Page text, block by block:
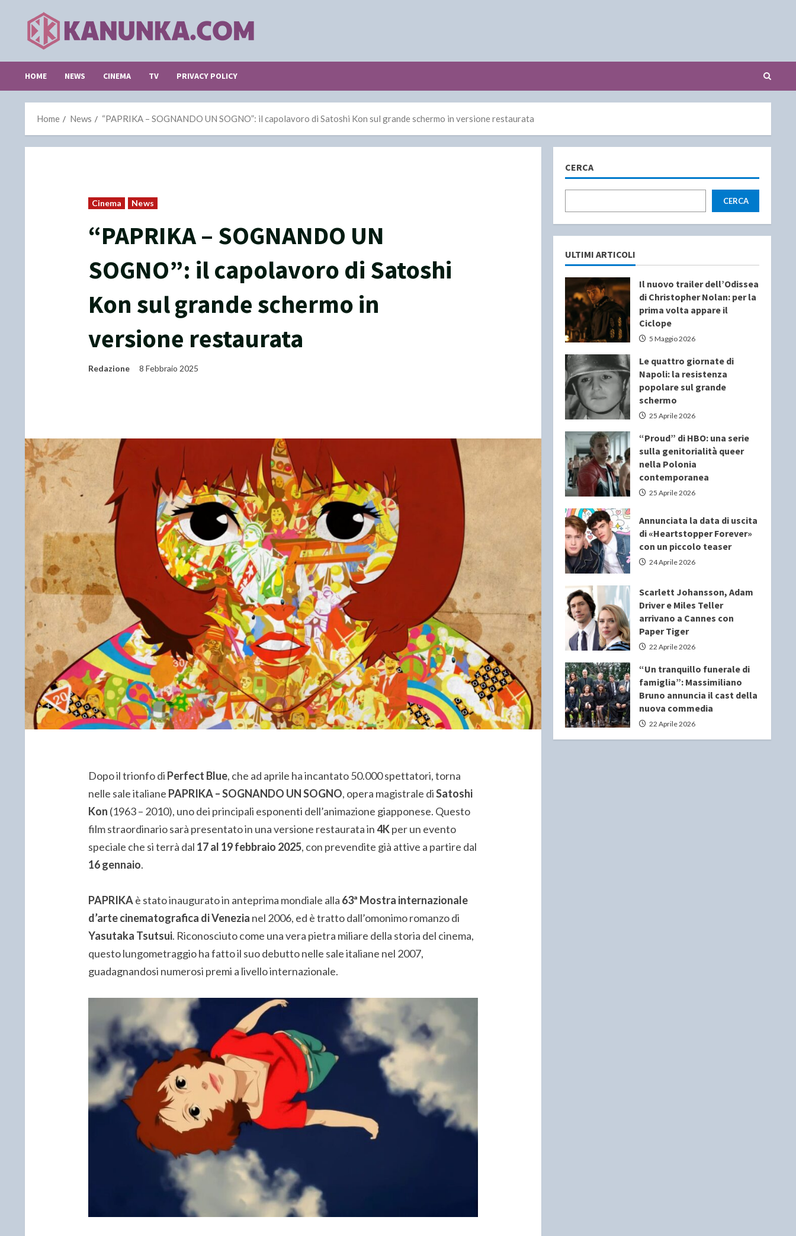
content
HOME NEWS CINEMA TV PRIVACY POLICY
Home News “PAPRIKA – SOGNANDO UN SOGNO”: il capolavoro di Satoshi Kon sul grande schermo in versione restaurata
Cinema News
“PAPRIKA – SOGNANDO UN
SOGNO”: il capolavoro di Satoshi
Kon sul grande schermo in
versione restaurata
Redazione 8 Febbraio 2025
Dopo il trionfo di Perfect Blue, che ad aprile ha incantato 50.000 spettatori, torna
nelle sale italiane PAPRIKA – SOGNANDO UN SOGNO, opera magistrale diSatoshi
Kon (1963 – 2010), uno dei principali esponenti dell’animazione giapponese. Questo
film straordinario sarà presentato in una versione restaurata in4Kper un evento
speciale che si terrà dal 17 al 19 febbraio 2025, con prevendite già attive a partire dal
16 gennaio.
PAPRIKAè stato inaugurato in anteprima mondiale alla 63ª Mostra internazionale
d’arte cinematografica di Venezia nel 2006, ed è tratto dall’omonimo romanzo di
Yasutaka Tsutsui. Riconosciuto come una vera pietra miliare della storia del cinema,
questo lungometraggio ha fatto il suo debutto nelle sale italiane nel 2007,
guadagnandosi numerosi premi a livello internazionale.
CERCA
CERCA
ULTIMI ARTICOLI
Il nuovo trailer dell’Odissea
di Christopher Nolan: per la
prima volta appare il
Ciclope
5 Maggio 2026
Le quattro giornate di
Napoli: la resistenza
popolare sul grande
schermo
25 Aprile 2026
“Proud” di HBO: una serie
sulla genitorialità queer
nella Polonia
contemporanea
25 Aprile 2026
Annunciata la data di uscita
di «Heartstopper Forever»
con un piccolo teaser
24 Aprile 2026
Scarlett Johansson, Adam
Driver e Miles Teller
arrivano a Cannes con
Paper Tiger
22 Aprile 2026
“Un tranquillo funerale di
famiglia”: Massimiliano
Bruno annuncia il cast della
nuova commedia
22 Aprile 2026